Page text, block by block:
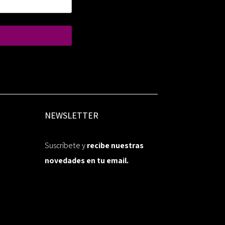
NEWSLETTER
Suscríbete yrecibe nuestras
novedades en tu email.